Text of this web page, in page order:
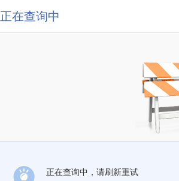
正在查询中
正在查询中，请刷新重试